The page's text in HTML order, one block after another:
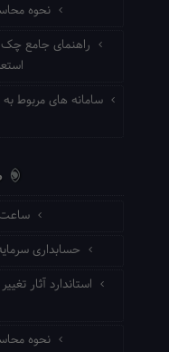
نحوه
راهنمای جامع چک
سامانه های مربوط
ساعت
حسابداری سرمایه
استاندارد آثار
نحوه